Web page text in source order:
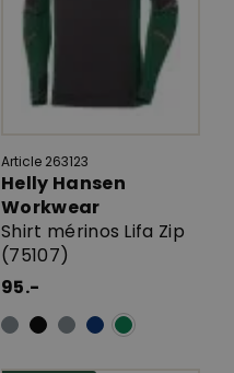
Article 263123
Helly Hansen
Workwear
Shirt mérinos Lifa Zip
(75107)
95.-